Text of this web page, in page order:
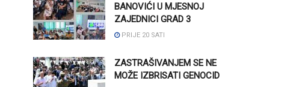
BANOVIĆI U MJESNOJ
ZAJEDNICI GRAD 3
PRIJE 20 SATI
ZASTRAŠIVANJEM SE NE
MOŽE IZBRISATI GENOCID